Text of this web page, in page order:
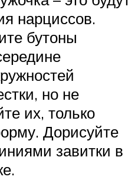
нарциссов.
бутоны
но не
их, только
Дорисуйте
завитки в